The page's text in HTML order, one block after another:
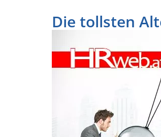
Die tollsten